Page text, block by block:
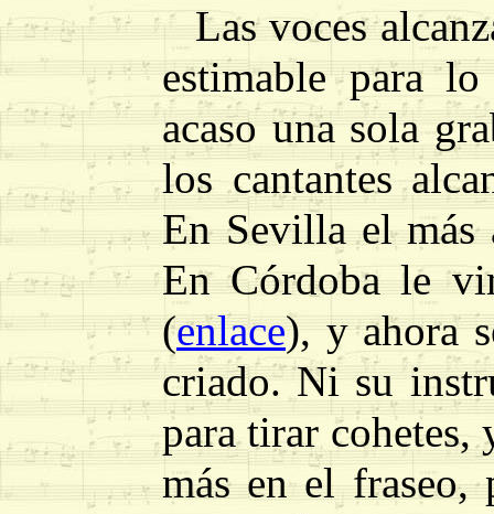
Las voces
estimable para
acaso una sola
los cantantes
En Sevilla el
En Córdoba le
(enlace), y ahora
criado. Ni su
para tirar cohetes,
más en el fraseo,